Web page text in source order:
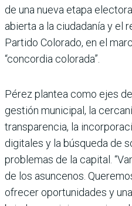
de una nueva etapa
abierta a la ciudada­nía y el
Partido Colorado, en el
“concordia colorada”.
Pérez plantea como ejes
gestión municipal, la
transparencia, la
digitales y la búsqueda de
problemas de la capital.
de los asuncenos.
ofrecer oportunidades y